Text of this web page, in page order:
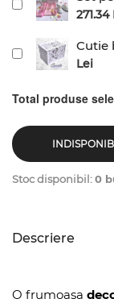
271.34
Cutie
Lei
Total produse
Stoc disponibil:0
Descriere
O frumoasa